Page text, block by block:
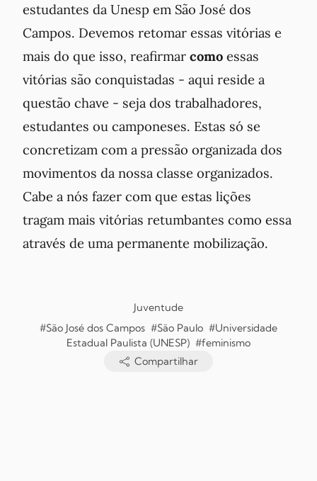
estudantes da Unesp em São José dos
Campos. Devemos retomar essas vitórias e
mais do que isso, reafirmar como essas
vitórias são conquistadas - aqui reside a
questão chave - seja dos trabalhadores,
estudantes ou camponeses. Estas só se
concretizam com a pressão organizada dos
movimentos da nossa classe organizados.
Cabe a nós fazer com que estas lições
tragam mais vitórias retumbantes como essa
através de uma permanente mobilização.
Juventude
#São José dos Campos #São Paulo #Universidade
Estadual Paulista (UNESP) #feminismo
Compartilhar